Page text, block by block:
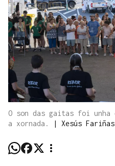
O son das gaitas foi unha
a xornada.
| Xesús Fariñas